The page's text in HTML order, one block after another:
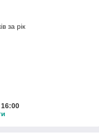
за рік